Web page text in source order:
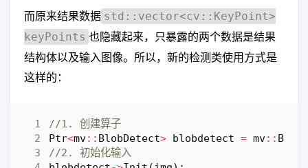
而原来结果数据 std::vector<cv::KeyPoint>
keyPoints 也隐藏起来，只暴露的两个数据是结果
结构体以及输入图像。所以，新的检测类使用方式是
这样的：
Ptr<mv:: BlobDetect> blobdetect = mv::